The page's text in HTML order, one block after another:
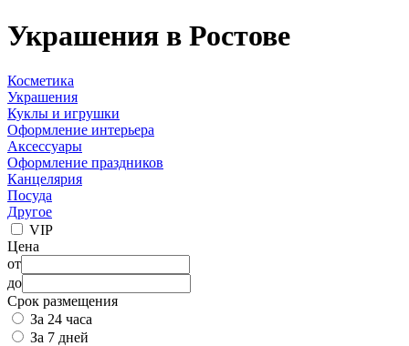
Украшения в Ростове
Косметика
Украшения
Куклы и игрушки
Оформление интерьера
Аксессуары
Оформление праздников
Канцелярия
Посуда
Другое
VIP
Цена
от
до
Срок размещения
За 24 часа
За 7 дней